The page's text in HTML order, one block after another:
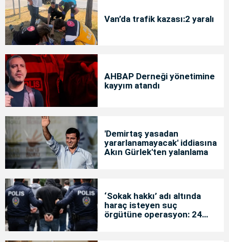
Van’da trafik kazası:2 yaralı
AHBAP Derneği yönetimine
kayyım atandı
'Demirtaş yasadan
yararlanamayacak' iddiasına
Akın Gürlek'ten yalanlama
‘Sokak hakkı’ adı altında
haraç isteyen suç
örgütüne operasyon: 24